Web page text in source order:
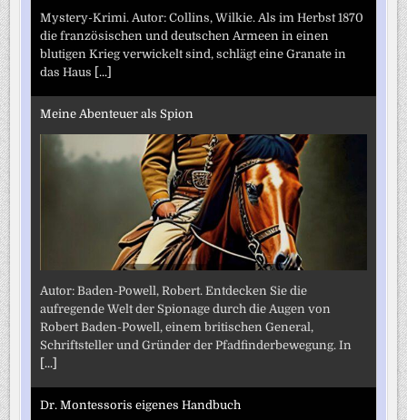
Mystery-Krimi. Autor: Collins, Wilkie. Als im Herbst 1870
die französischen und deutschen Armeen in einen
blutigen Krieg verwickelt sind, schlägt eine Granate in
das Haus
[...]
Meine Abenteuer als Spion
Autor: Baden-Powell, Robert. Entdecken Sie die
aufregende Welt der Spionage durch die Augen von
Robert Baden-Powell, einem britischen General,
Schriftsteller und Gründer der Pfadfinderbewegung. In
[...]
Dr. Montessoris eigenes Handbuch